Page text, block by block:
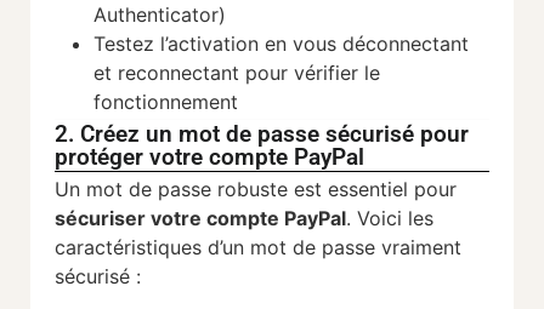
Authenticator)
Testez l’activation en vous déconnectant
et reconnectant pour vérifier le
fonctionnement
2. Créez un mot de passe sécurisé pour
protéger votre compte PayPal
Un mot de passe robuste est essentiel pour
sécuriser votre compte PayPal. Voici les
caractéristiques d’un mot de passe vraiment
sécurisé :